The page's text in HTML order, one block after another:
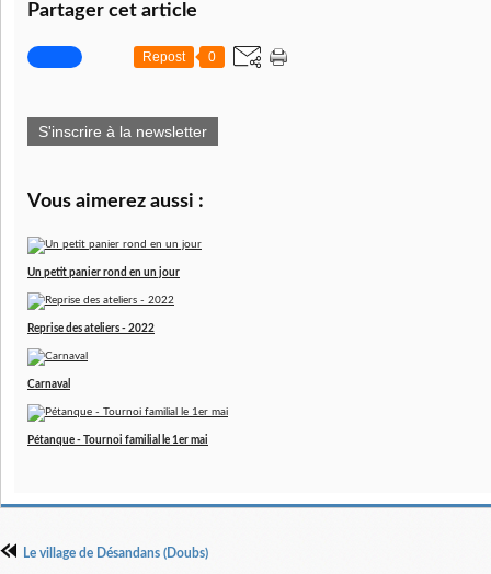
Partager cet article
Repost 0
S'inscrire à la newsletter
Vous aimerez aussi :
Un petit panier rond en un jour
Reprise des ateliers - 2022
Carnaval
Pétanque - Tournoi familial le 1er mai
Le village de Désandans (Doubs)